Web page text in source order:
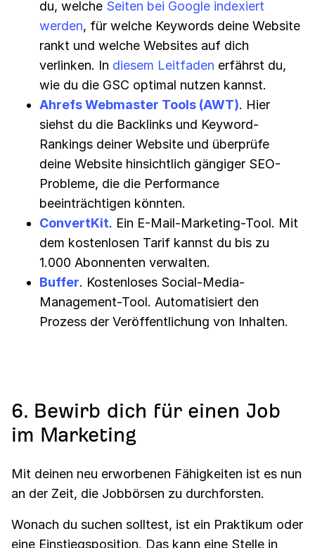
du, welche Seiten bei Google indexiert
werden, für welche Keywords deine Website
rankt und welche Websites auf dich
verlinken. In diesem Leitfaden erfährst du,
wie du die GSC optimal nutzen kannst.
Ahrefs Webmaster Tools (AWT). Hier
siehst du die Backlinks und Keyword-
Rankings deiner Website und überprüfe
deine Website hinsichtlich gängiger SEO-
Probleme, die die Performance
beeinträchtigen könnten.
ConvertKit. Ein E-Mail-Marketing-Tool. Mit
dem kostenlosen Tarif kannst du bis zu
1.000 Abonnenten verwalten.
Buffer. Kostenloses Social-Media-
Management-Tool. Automatisiert den
Prozess der Veröffentlichung von Inhalten.
6. Bewirb dich für einen Job
im Marketing
Mit deinen neu erworbenen Fähigkeiten ist es nun
an der Zeit, die Jobbörsen zu durchforsten.
Wonach du suchen solltest, ist ein Praktikum oder
eine Einstiegsposition. Das kann eine Stelle in